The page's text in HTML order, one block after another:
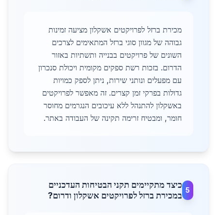
מכירת ברזל לפרויקטים אשקלון מציעה זמינות
גבוהה של מגוון סוגי ברזל המתאימים לצרכים
השונים של פרויקטים בבנייה ותשתיות באזור
הדרום. בזכות רשת ספקים מקומית ויכולת סנכרון
עם מפעלים ונותני שירות, ניתן לספק כמויות
גדולות בפרקי זמן קצרים. זה מאפשר לפרויקטים
באשקלון להתנהל ללא עיכובים הנגרמים מחוסר
חומר, ומבטיח זרימה תקינה של העבודה באתר.
5
כיצד מתקיימים תקני הבטיחות העדכניים
במכירת ברזל לפרויקטים אשקלון ודרום?